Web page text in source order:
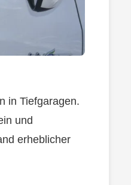
in Tiefgaragen.
und
erheblicher